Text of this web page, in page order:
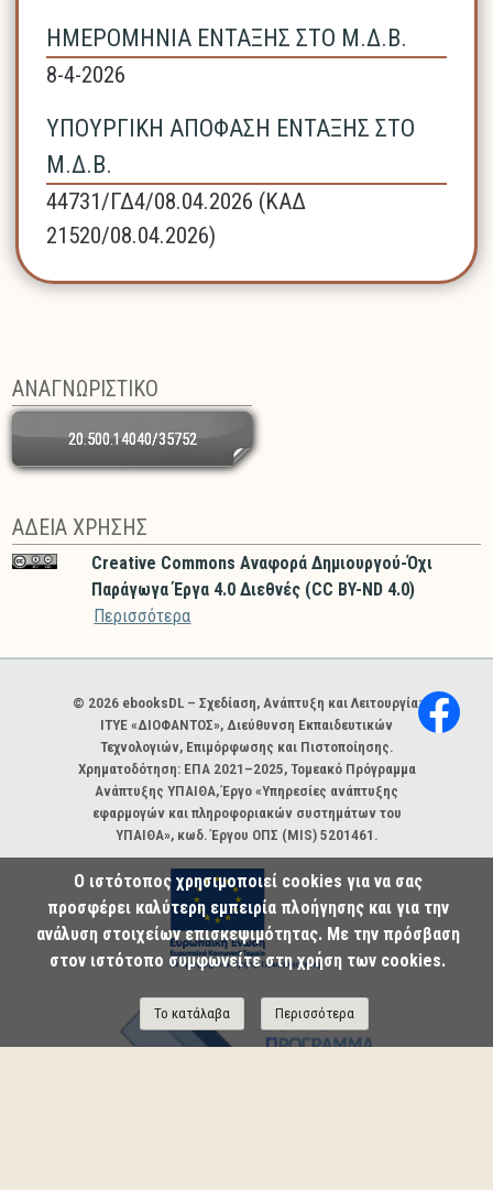
ΗΜΕΡΟΜΗΝΙΑ ΕΝΤΑΞΗΣ ΣΤΟ Μ.Δ.Β.
8-4-2026
ΥΠΟΥΡΓΙΚΗ ΑΠΟΦΑΣΗ ΕΝΤΑΞΗΣ ΣΤΟ
Μ.Δ.Β.
44731/ΓΔ4/08.04.2026 (ΚΑΔ
21520/08.04.2026)
ΑΝΑΓΝΩΡΙΣΤΙΚΟ
20.500.14040/35752
ΑΔΕΙΑ ΧΡΗΣΗΣ
Creative Commons Αναφορά Δημιουργού-Όχι
Παράγωγα Έργα 4.0 Διεθνές (CC BY-ND 4.0)
Περισσότερα
Χορηγοί και φορείς
© 2026 ebooksDL – Σχεδίαση, Ανάπτυξη και Λειτουργία:
ΙΤΥΕ «ΔΙΟΦΑΝΤΟΣ», Διεύθυνση Εκπαιδευτικών
Τεχνολογιών, Επιμόρφωσης και Πιστοποίησης.
Χρηματοδότηση: ΕΠΑ 2021–2025, Τομεακό Πρόγραμμα
Ανάπτυξης ΥΠΑΙΘΑ, Έργο «Υπηρεσίες ανάπτυξης
εφαρμογών και πληροφοριακών συστημάτων του
ΥΠΑΙΘΑ», κωδ. Έργου ΟΠΣ (MIS) 5201461.
Ο ιστότοπος χρησιμοποιεί cookies για να σας
προσφέρει καλύτερη εμπειρία πλοήγησης και για την
ανάλυση στοιχείων επισκεψιμότητας. Με την πρόσβαση
στον ιστότοπο συμφωνείτε στη χρήση των cookies.
Το κατάλαβα Περισσότερα